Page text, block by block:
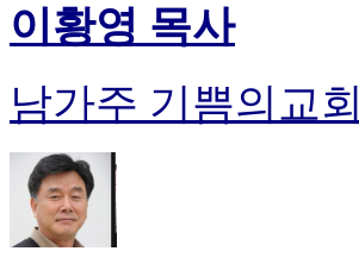
이황영 목사
남가주 기쁨의교회